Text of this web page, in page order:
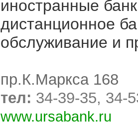
иностранные
дистанционное
обслуживание и
пр.К.Маркса 168
тел: 34-39-35, 34-
www.ursabank.ru